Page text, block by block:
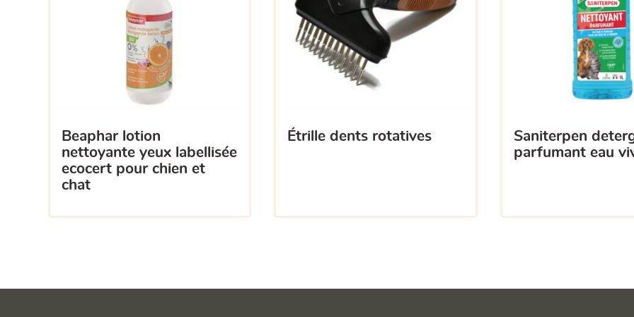
beaphar lotion
nettoyante yeux labellisée
ecocert pour chien et
chat
étrille dents rotatives
saniterpen detergent
parfumant eau